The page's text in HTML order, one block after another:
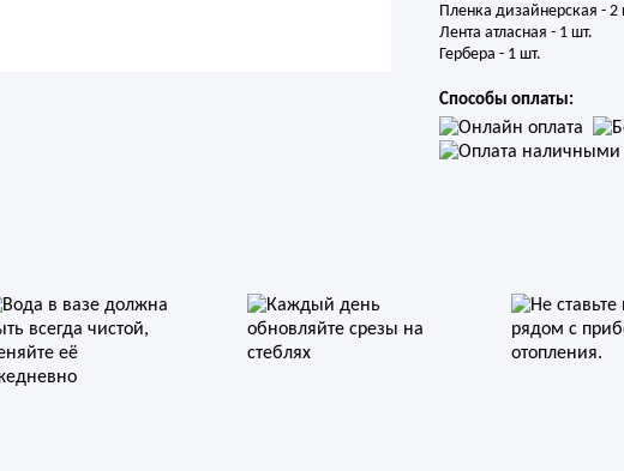
Пленка дизайнерская - 2
Лента атласная - 1 шт.
Гербера - 1 шт.
Способы оплаты: